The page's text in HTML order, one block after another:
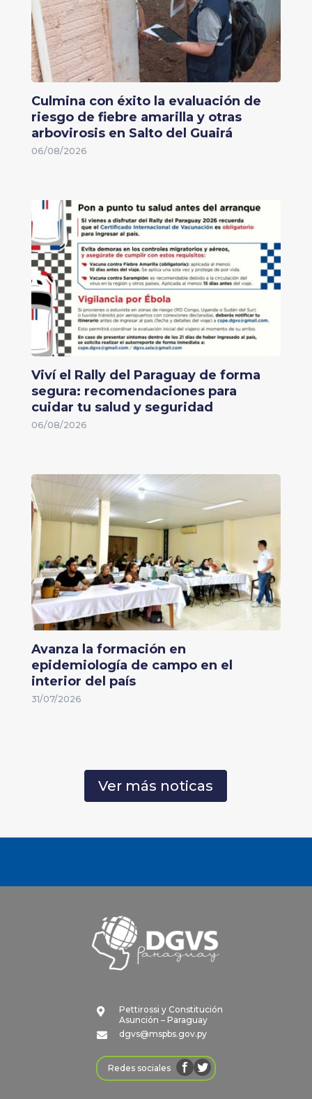
Culmina con éxito la evaluación de
riesgo de fiebre amarilla y otras
arbovirosis en Salto del Guairá
06/08/2026
Viví el Rally del Paraguay de forma
segura: recomendaciones para
cuidar tu salud y seguridad
06/08/2026
Avanza la formación en
epidemiología de campo en el
interior del país
31/07/2026
Ver más noticas

Pettirossi y Constitución
Asunción – Paraguay

dgvs@mspbs.gov.py
Redes sociales